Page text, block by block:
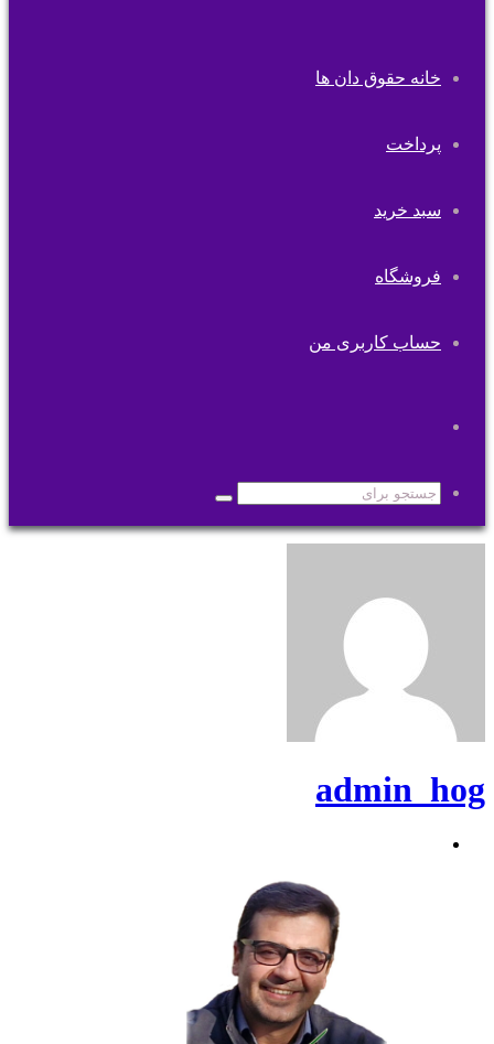
خانه حقوق دان ها
پرداخت
سبد خرید
فروشگاه
حساب کاربری من
پوسته
جستجو
برای
admin_hog